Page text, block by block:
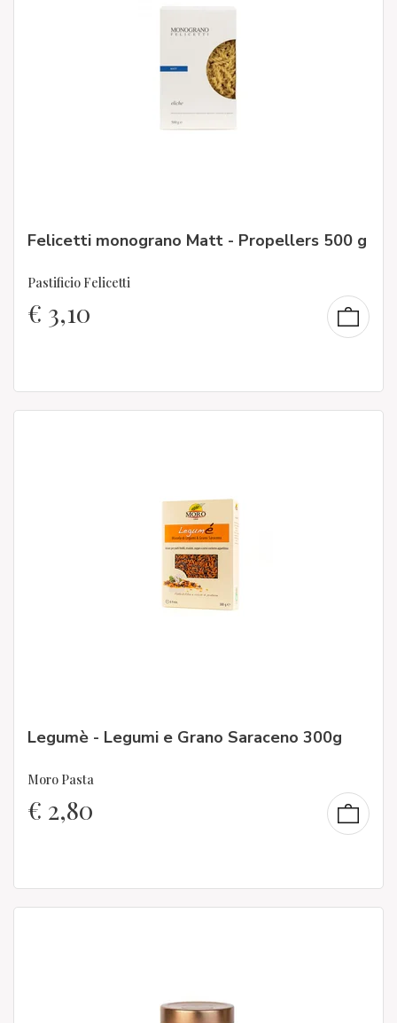
Felicetti monograno Matt - Propellers 500 g
Pastificio Felicetti
€ 3,10
Legumè - Legumi e Grano Saraceno 300g
Moro Pasta
€ 2,80